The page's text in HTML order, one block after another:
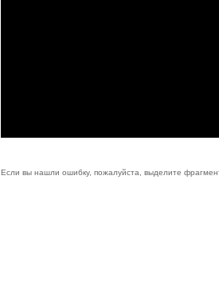
Если вы нашли ошибку, пожалуйста, выделите